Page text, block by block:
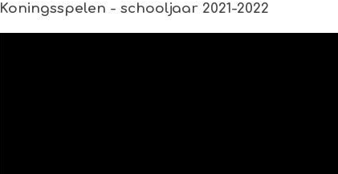
Koningsspelen - schooljaar 2021-2022